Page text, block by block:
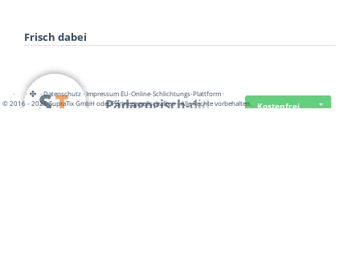
Frisch dabei
Pädagogisch-did… Kostenfrei
· · ·Datenschutz·Impressum EU-Online-Schlichtungs-Plattform·
© 2016 - 2026 SupraTix GmbH oder Partnergesellschaften - Alle Rechte vorbehalten.